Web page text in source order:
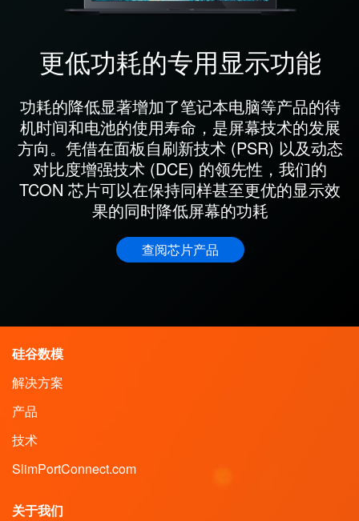
更低功耗的专用显示功能
功耗的降低显著增加了笔记本电脑等产品的待
机时间和电池的使用寿命，是屏幕技术的发展
方向。凭借在面板自刷新技术 (PSR) 以及动态
对比度增强技术 (DCE) 的领先性，我们的
TCON 芯片可以在保持同样甚至更优的显示效
果的同时降低屏幕的功耗
查阅芯片产品
硅谷数模
解决方案
产品
技术
SlimPortConnect.com
关于我们